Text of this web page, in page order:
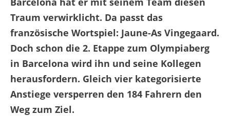
Traum verwirklicht. Da passt das
französische Wortspiel: Jaune-As Vingegaard.
Doch schon die 2. Etappe zum Olympiaberg
in Barcelona wird ihn und seine Kollegen
herausfordern. Gleich vier kategorisierte
Anstiege versperren den 184 Fahrern den
Weg zum Ziel.